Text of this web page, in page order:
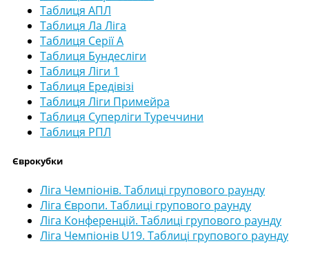
Таблиця АПЛ
Таблиця Ла Ліга
Таблиця Серії А
Таблиця Бундесліги
Таблиця Ліги 1
Таблиця Ередівізі
Таблиця Ліги Примейра
Таблиця Суперліги Туреччини
Таблиця РПЛ
Єврокубки
Ліга Чемпіонів. Таблиці групового раунду
Ліга Європи. Таблиці групового раунду
Ліга Конференцій. Таблиці групового раунду
Ліга Чемпіонів U19. Таблиці групового раунду